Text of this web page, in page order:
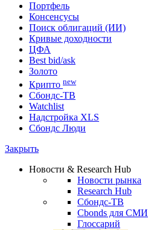
Портфель
Консенсусы
Поиск облигаций (ИИ)
Кривые доходности
ЦФА
Best bid/ask
Золото
Крипто new
Сбондс-ТВ
Watchlist
Надстройка XLS
Сбондс Люди
Закрыть
Новости & Research Hub
Новости рынка
Research Hub
Сбондс-ТВ
Cbonds для СМИ
Глоссарий